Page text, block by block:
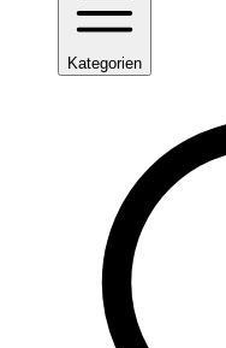
Kategorien